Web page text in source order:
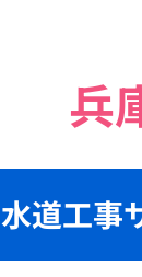
兵
水道工事